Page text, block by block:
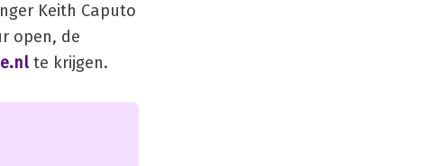
Keith Caputo
open, de
te krijgen.